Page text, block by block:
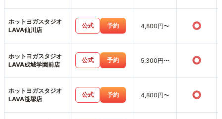
ホットヨガスタジオ
LAVA仙川店
公式 予約 4,800円〜 ○
ホットヨガスタジオ
LAVA成城学園前店
公式 予約 5,300円〜 ○
ホットヨガスタジオ
LAVA笹塚店
公式 予約 4,800円〜 ○